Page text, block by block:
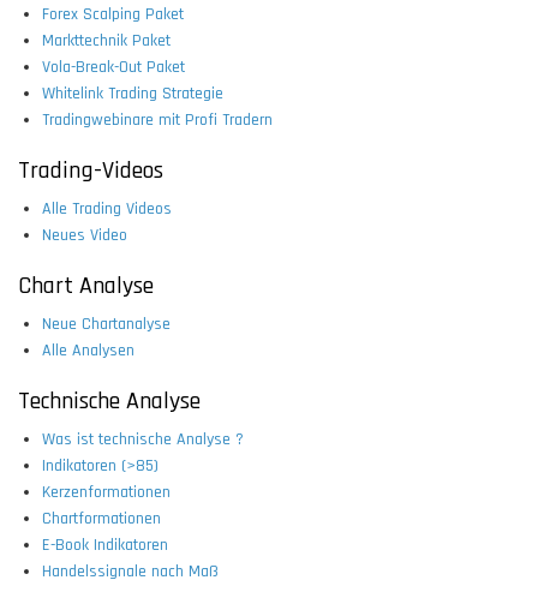
Forex Scalping Paket
Markttechnik Paket
Vola-Break-Out Paket
Whitelink Trading Strategie
Tradingwebinare mit Profi Tradern
Trading-Videos
Alle Trading Videos
Neues Video
Chart Analyse
Neue Chartanalyse
Alle Analysen
Technische Analyse
Was ist technische Analyse ?
Indikatoren (>85)
Kerzenformationen
Chartformationen
E-Book Indikatoren
Handelssignale nach Maß